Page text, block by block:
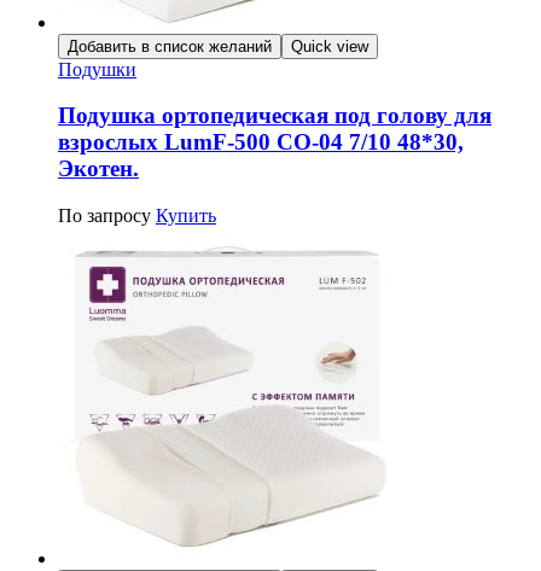
Добавить в список желаний Quick view
Подушки
Подушка ортопедическая под голову для
взрослых LumF-500 CО-04 7/10 48*30,
Экотен.
По запросу Купить